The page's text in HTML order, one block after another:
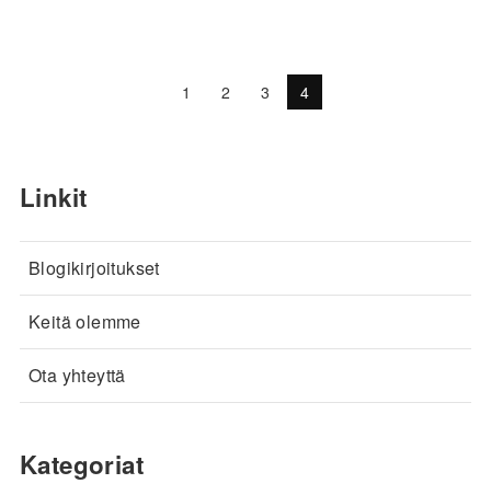
1 2 3 4
Linkit
Blogikirjoitukset
Keitä olemme
Ota yhteyttä
Kategoriat